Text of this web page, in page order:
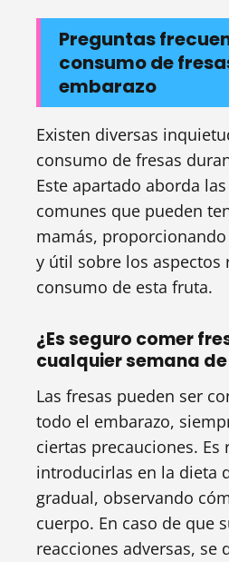
Preguntas
consumo de
embarazo
Existen diversas
consumo de fresas
Este apartado aborda
comunes que pueden
mamás,
y útil sobre los aspectos
consumo de esta fruta.
¿Es seguro comer
cualquier semana
Las fresas pueden ser
todo el embarazo,
ciertas precauciones. Es
introducirlas en la dieta
gradual, observando
cuerpo. En caso de que
reacciones adversas, se